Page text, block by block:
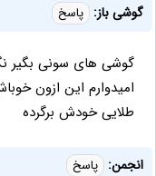
گوشی باز: پاسخ
گوشی های سونی بگیر
امیدوارم این ازون
طلایی خودش برگرده
انجمن: پاسخ